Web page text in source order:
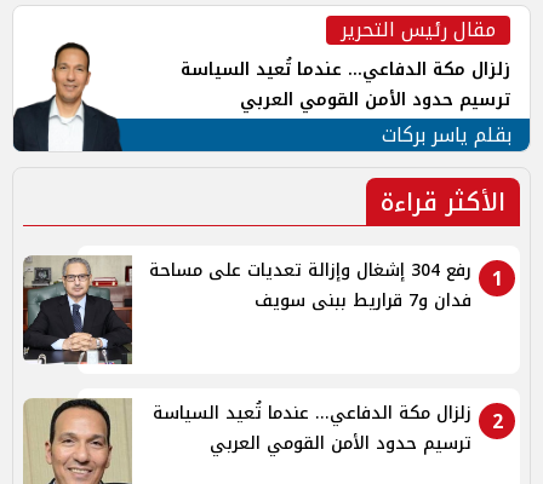
مقال رئيس التحرير
زلزال مكة الدفاعي... عندما تُعيد السياسة
ترسيم حدود الأمن القومي العربي
بقلم ياسر بركات
الأكثر قراءة
1
رفع 304 إشغال وإزالة تعديات على مساحة
فدان و7 قراريط ببنى سويف
2
زلزال مكة الدفاعي... عندما تُعيد السياسة
ترسيم حدود الأمن القومي العربي